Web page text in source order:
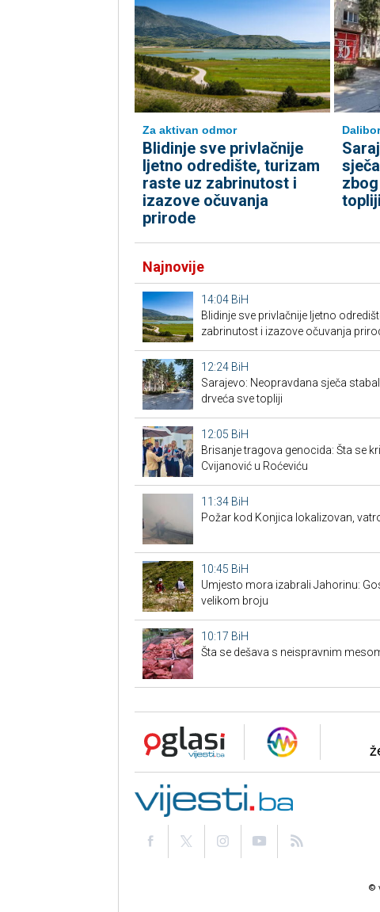
Za aktivan odmor
Blidinje sve privlačnije
ljetno odredište, turizam
raste uz zabrinutost i
izazove očuvanja
prirode
topliji
Najnovije
14:04 BiH
Blidinje sve privlačnije ljetno
zabrinutost i izazove očuvanja
12:24 BiH
Sarajevo: Neopravdana sječa
drveća sve topliji
12:05 BiH
Brisanje tragova genocida: Šta se
Cvijanović u Roćeviću
11:34 BiH
Požar kod Konjica lokalizovan,
10:45 BiH
Umjesto mora izabrali Jahorinu:
velikom broju
10:17 BiH
Šta se dešava s neispravnim
©